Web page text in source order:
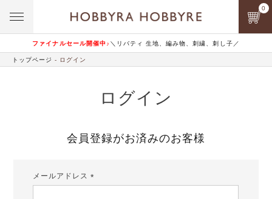
ファイナルセール開催中♪ ＼リバティ 生地、編み物、刺繍、刺し子／
0
トップページ ログイン
ログイン
会員登録がお済みのお客様
メールアドレス